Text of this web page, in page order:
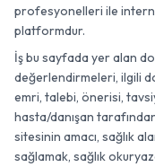
profesyonelleri ile
platformdur.
İş bu sayfada yer alan
değerlendirmeleri, ilgili
emri, talebi, önerisi,
hasta/danışan
sitesinin amacı, sağlık
sağlamak, sağlık